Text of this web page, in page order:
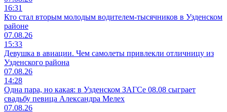
16:31
Кто стал вторым молодым водителем-тысячников в Узденском
районе
07.08.26
15:33
Девушка в авиации. Чем самолеты привлекли отличницу из
Узденского района
07.08.26
14:28
Одна пара, но какая: в Узденском ЗАГСе 08.08 сыграет
свадьбу певица Александра Мелех
07.08.26